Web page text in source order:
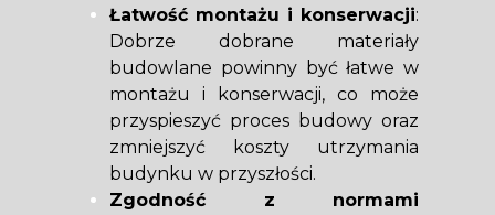
Łatwość montażu i konserwacji:
Dobrze dobrane materiały
budowlane powinny być łatwe w
montażu i konserwacji, co może
przyspieszyć proces budowy oraz
zmniejszyć koszty utrzymania
budynku w przyszłości.
Zgodność z normami